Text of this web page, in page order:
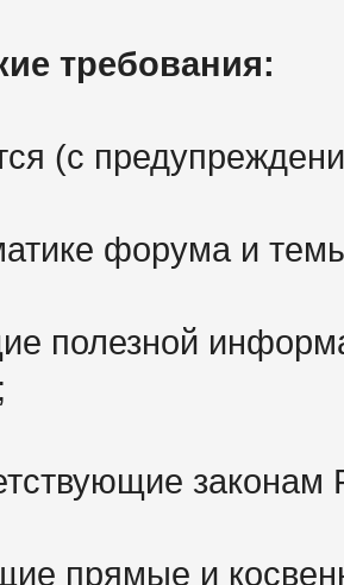
требования:
(с
форума и
полезной
законам
прямые и